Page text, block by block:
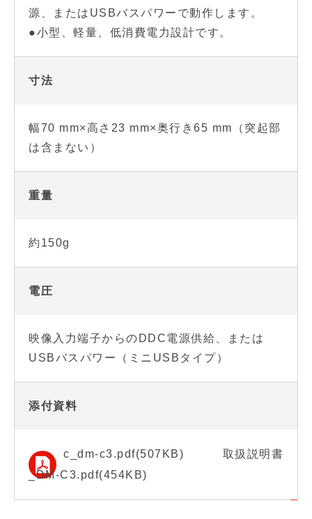
源、またはUSBバスパワーで動作します。
●小型、軽量、低消費電力設計です。
寸法
幅70 mm×高さ23 mm×奥行き65 mm（突起部
は含まない）
重量
約150g
電圧
映像入力端子からのDDC電源供給、または
USBバスパワー（ミニUSBタイプ）
添付資料
c_dm-c3.pdf(507KB)
取扱説明書
_DM-C3.pdf(454KB)